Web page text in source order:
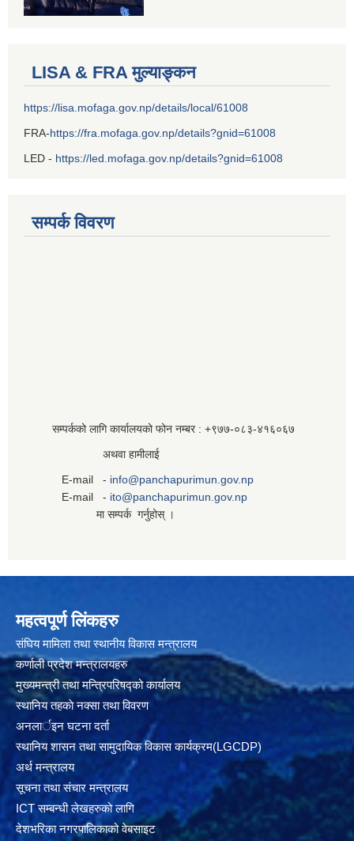
LISA & FRA मुल्याङ्कन
https://lisa.mofaga.gov.np/details/local/61008
FRA-https://fra.mofaga.gov.np/details?gnid=61008
LED - https://led.mofaga.gov.np/details?gnid=61008
सम्पर्क विवरण
सम्पर्कको लागि कार्यालयको फोन नम्बर : +९७७-०८३‍-४१६०६७
अथवा हामीलाई
E-mail - info@panchapurimun.gov.np
E-mail - ito@panchapurimun.gov.np
मा सम्पर्क गर्नुहोस् ।
महत्वपूर्ण लिंकहरु
संघिय मामिला तथा स्थानीय विकास मन्त्रालय
कर्णाली प्रदेश मन्त्रालयहरु
मुख्यमन्त्री तथा मन्त्रिपरिषद्को कार्यालय
स्थानिय तहकाे नक्सा तथा विवरण
अनलार्इन घटना दर्ता
स्थानिय शासन तथा सामुदायिक विकास कार्यक्रम(LGCDP)
अर्थ मन्त्रालय
सूचना तथा संचार मन्त्रालय
ICT सम्बन्धी लेखहरुको लागि
देशभरिका नगरपालिकाको वेबसाइट